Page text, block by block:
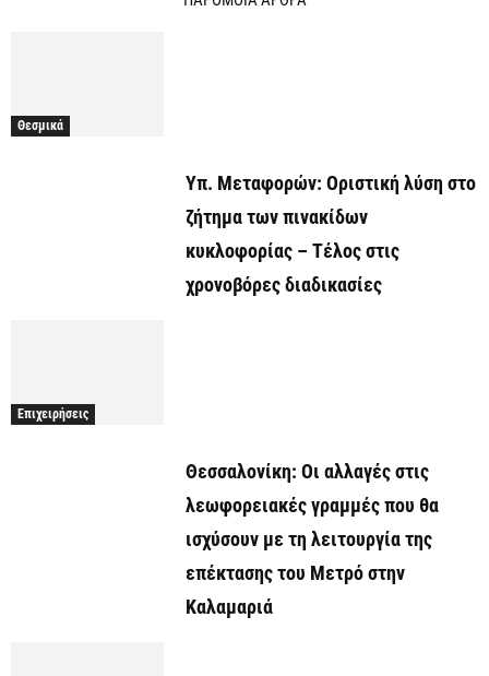
Θεσμικά
Υπ. Μεταφορών: Οριστική λύση στο
ζήτημα των πινακίδων
κυκλοφορίας – Τέλος στις
χρονοβόρες διαδικασίες
Επιχειρήσεις
Θεσσαλονίκη: Οι αλλαγές στις
λεωφορειακές γραμμές που θα
ισχύσουν με τη λειτουργία της
επέκτασης του Μετρό στην
Καλαμαριά